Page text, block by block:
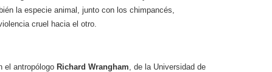
la especie animal, junto con los chimpancés,
cruel hacia el otro.
el antropólogo Richard Wrangham, de la Universidad de